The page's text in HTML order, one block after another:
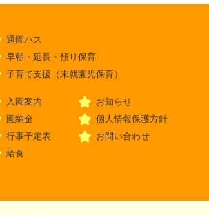
通園バス
早朝・延長・預り保育
子育て支援（未就園児保育）
入園案内
園納金
行事予定表
給食
お知らせ
個人情報保護方針
お問い合わせ